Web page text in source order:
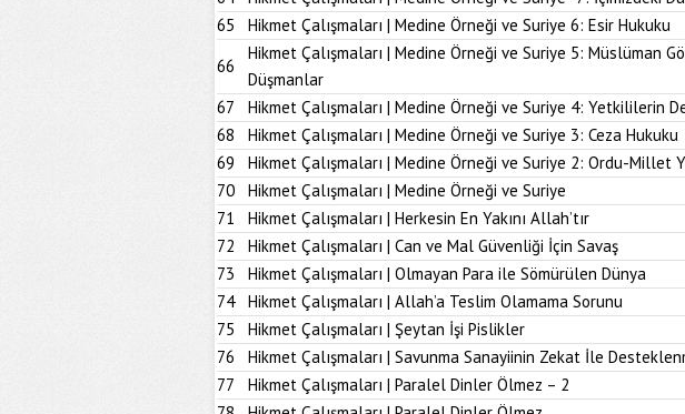
65
Hikmet Çalışmaları | Medine Örneği ve Suriye 6: Esir Hukuku
66
Hikmet Çalışmaları | Medine Örneği ve Suriye 5: Müslüman
Düşmanlar
67
Hikmet Çalışmaları | Medine Örneği ve Suriye 4: Yetkililerin
68
Hikmet Çalışmaları | Medine Örneği ve Suriye 3: Ceza Hukuku
69
Hikmet Çalışmaları | Medine Örneği ve Suriye 2: Ordu-Millet
70
Hikmet Çalışmaları | Medine Örneği ve Suriye
71
Hikmet Çalışmaları | Herkesin En Yakını Allah’tır
72
Hikmet Çalışmaları | Can ve Mal Güvenliği İçin Savaş
73
Hikmet Çalışmaları | Olmayan Para ile Sömürülen Dünya
74
Hikmet Çalışmaları | Allah’a Teslim Olamama Sorunu
75
Hikmet Çalışmaları | Şeytan İşi Pislikler
76
Hikmet Çalışmaları | Savunma Sanayiinin Zekat İle
77
Hikmet Çalışmaları | Paralel Dinler Ölmez – 2